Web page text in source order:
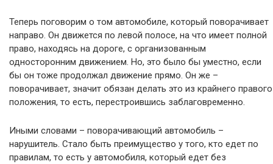
Теперь поговорим о том автомобиле, который поворачивает
направо. Он движется по левой полосе, на что имеет полной
право, находясь на дороге, с организованным
односторонним движением. Но, это было бы уместно, если
бы он тоже продолжал движение прямо. Он же –
поворачивает, значит обязан делать это из крайнего правого
положения, то есть, перестроившись заблаговременно.
Иными словами – поворачивающий автомобиль –
нарушитель. Стало быть преимущество у того, кто едет по
правилам, то есть у автомобиля, который едет без